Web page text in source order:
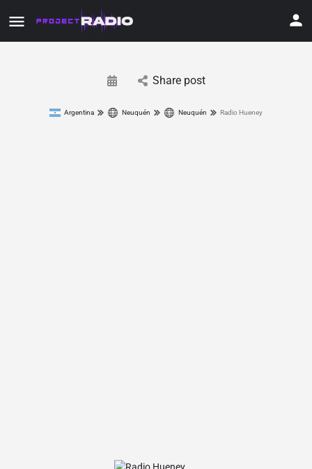
Share post
Argentina Neuquén Neuquén Radio Hueney